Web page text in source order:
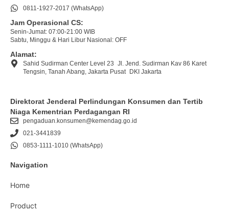
0811-1927-2017 (WhatsApp)
Jam Operasional CS:
Senin-Jumat: 07:00-21:00 WIB
Sabtu, Minggu & Hari Libur Nasional: OFF
Alamat:
Sahid Sudirman Center Level 23 Jl. Jend. Sudirman Kav 86 Karet
Tengsin, Tanah Abang, Jakarta Pusat DKI Jakarta
Direktorat Jenderal Perlindungan Konsumen dan Tertib
Niaga Kementrian Perdagangan RI
pengaduan.konsumen@kemendag.go.id
021-3441839
0853-1111-1010 (WhatsApp)
Navigation
Home
Product